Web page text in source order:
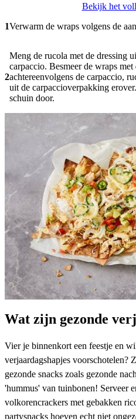
Bekijk het
1Verwarm de wraps volgens de
2
Meng de rucola met de dressing
carpaccio. Besmeer de wraps
achtereenvolgens de carpaccio,
uit de carpaccioverpakking
schuin door.
Wat zijn gezonde
Vier je binnenkort een feestje en
verjaardagshapjes voorschotelen?
gezonde snacks zoals gezonde
'hummus' van tuinbonen! Serveer
volkorencrackers met gebakken
partysnacks hoeven echt niet